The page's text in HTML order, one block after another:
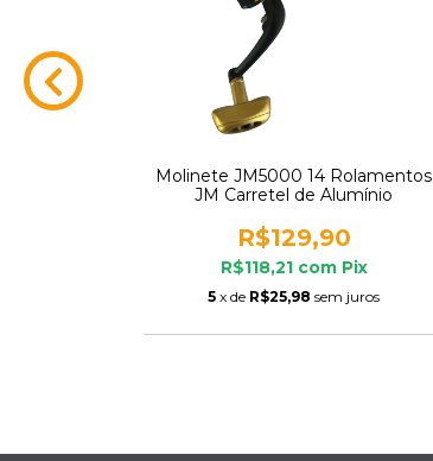
Molinete JM5000 14 Rolamentos
JM Carretel de Alumínio
R$129,90
R$118,21 com Pix
5 x de R$25,98 sem juros